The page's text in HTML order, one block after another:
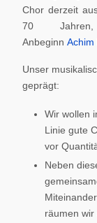
Chor derzeit
70
Anbeginn Achim
Unser
geprägt:
Wir wollen
Linie gute
vor
Neben
räumen